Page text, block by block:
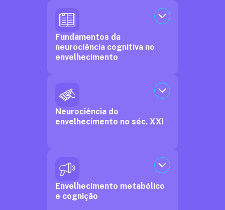
Fundamentos da
neurociência cognitiva no
envelhecimento
Neurociência do
envelhecimento no séc. XXI
Envelhecimento metabólico
e cognição